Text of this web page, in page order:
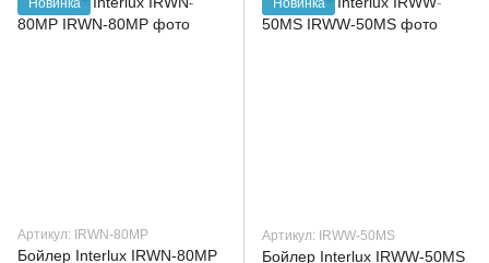
Новинка
Артикул: IRWN-80MP
Бойлер Interlux IRWN-80MP
Новинка
Артикул: IRWW-50MS
Бойлер Interlux IRWW-50MS